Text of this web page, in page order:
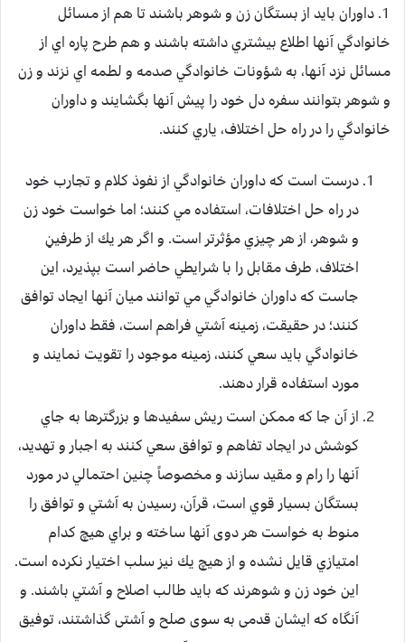
1. داوران بايد از بستگان زن و شوهر باشند تا هم از مسائل
خانوادگي آنها اطلاع بيشتري داشته باشند و هم طرح پاره اي از
مسائل نزد آنها، به شؤونات خانوادگي صدمه و لطمه اي نزند و زن
و شوهر بتوانند سفره دل خود را پيش آنها بگشايند و داوران
خانوادگي را در راه حل اختلاف، ياري كنند.
درست است كه داوران خانوادگي از نفوذ كلام و تجارب خود
در راه حل اختلافات، استفاده مي كنند؛ اما خواست خود زن
و شوهر، از هر چيزي مؤثرتر است. و اگر هر يك از طرفينِ
اختلاف، طرف مقابل را با شرايطي حاضر است بپذيرد، اين
جاست كه داوران خانوادگي مي توانند ميان آنها ايجاد توافق
كنند؛ در حقيقت، زمينه آشتي فراهم است، فقط داوران
خانوادگي بايد سعي كنند، زمينه موجود را تقويت نمايند و
مورد استفاده قرار دهند.
از آن جا كه ممكن است ريش سفيدها و بزرگترها به جاي
كوشش در ايجاد تفاهم و توافق سعي كنند به اجبار و تهديد،
آنها را رام و مقيد سازند و مخصوصاً چنين احتمالي در مورد
بستگان بسيار قوي است، قرآن، رسيدن به آشتي و توافق را
منوط به خواست هر دوی آنها ساخته و براي هيچ كدام
امتيازي قايل نشده و از هيچ يك نيز سلب اختيار نكرده است.
اين خود زن و شوهرند كه بايد طالب اصلاح و آشتي باشند. و
آنگاه که ایشان قدمی به سوی صلح و آشتی گذاشتند، توفیق